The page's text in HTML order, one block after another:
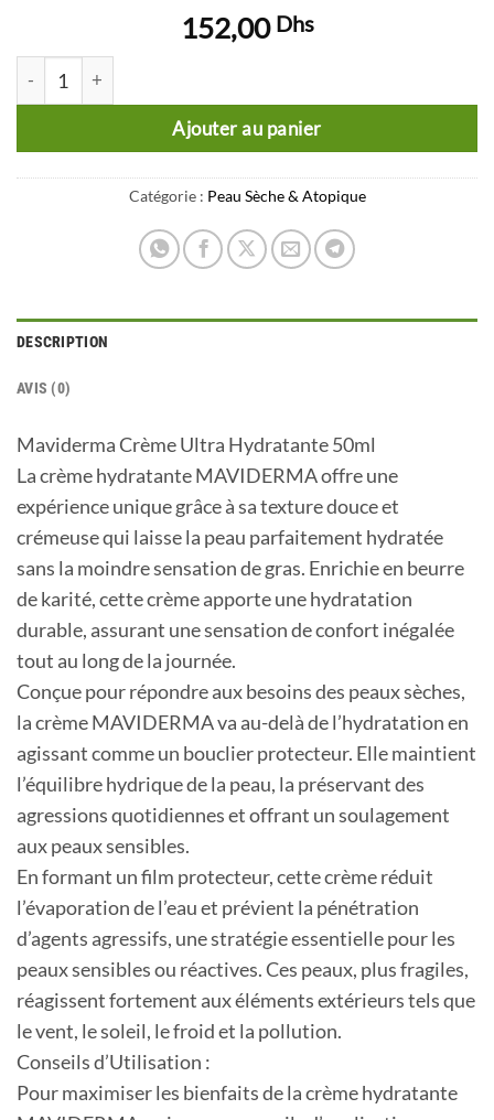
152,00 Dhs
quantité de Maviderma Crème Ultra Hydratante 50ml
Ajouter au panier
Catégorie : Peau Sèche & Atopique
DESCRIPTION
AVIS (0)
Maviderma Crème Ultra Hydratante 50ml
La crème hydratante MAVIDERMA offre une
expérience unique grâce à sa texture douce et
crémeuse qui laisse la peau parfaitement hydratée
sans la moindre sensation de gras. Enrichie en beurre
de karité, cette crème apporte une hydratation
durable, assurant une sensation de confort inégalée
tout au long de la journée.
Conçue pour répondre aux besoins des peaux sèches,
la crème MAVIDERMA va au-delà de l’hydratation en
agissant comme un bouclier protecteur. Elle maintient
l’équilibre hydrique de la peau, la préservant des
agressions quotidiennes et offrant un soulagement
aux peaux sensibles.
En formant un film protecteur, cette crème réduit
l’évaporation de l’eau et prévient la pénétration
d’agents agressifs, une stratégie essentielle pour les
peaux sensibles ou réactives. Ces peaux, plus fragiles,
réagissent fortement aux éléments extérieurs tels que
le vent, le soleil, le froid et la pollution.
Conseils d’Utilisation :
Pour maximiser les bienfaits de la crème hydratante